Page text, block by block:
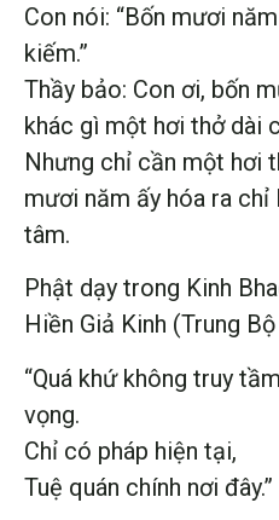
Con nói: “Bốn mươi
kiếm.”
Thầy bảo: Con ơi, bốn
khác gì một hơi thở dài
Nhưng chỉ cần một hơi
mươi năm ấy hóa ra
tâm.
Phật dạy trong Kinh
Hiền Giả Kinh (Trung
“Quá khứ không truy
vọng.
Chỉ có pháp hiện tại,
Tuệ quán chính nơi đây.”